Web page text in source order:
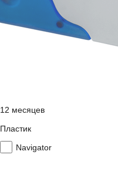
12 месяцев
Пластик
Navigator